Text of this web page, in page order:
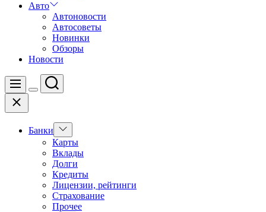
Авто
Автоновости
Автосоветы
Новинки
Обзоры
Новости
Меню
Цвет
Поиск
Закрыть
Банки
Показать
подменю
Карты
Вклады
Долги
Кредиты
Лицензии, рейтинги
Страхование
Прочее